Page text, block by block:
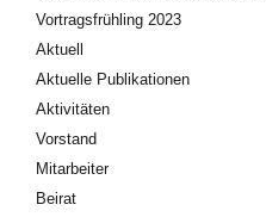
Vortragsfrühling 2023
Aktuell
Aktuelle Publikationen
Aktivitäten
Vorstand
Mitarbeiter
Beirat